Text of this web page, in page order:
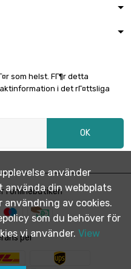
€
18,13 € 
€ 
som helst. FГ¶r detta
i det rГ¤ttsliga
OK
i onlinebutiken
per
använder
använda din webbplats
av cookies.
som du behöver för
vi använder. View